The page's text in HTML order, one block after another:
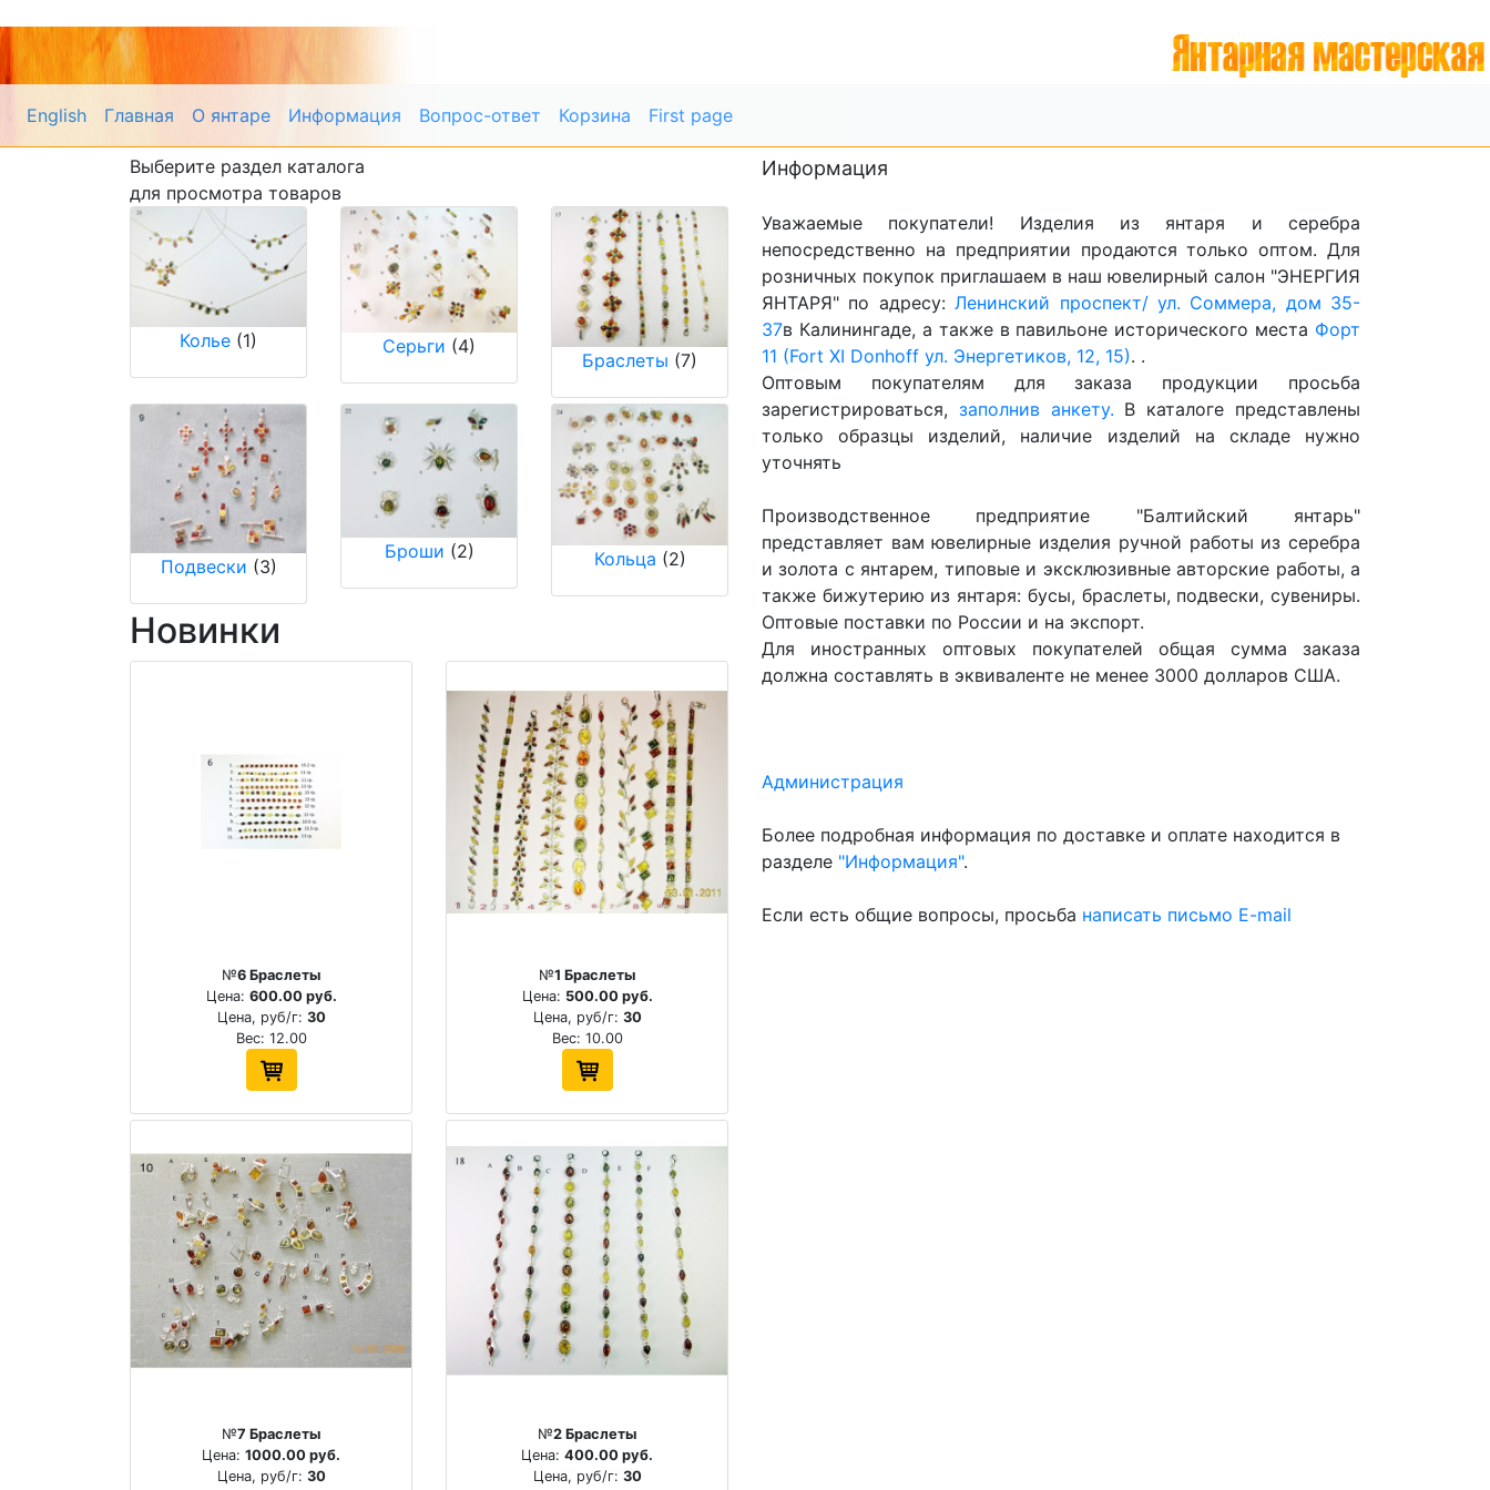
English Главная О янтаре Информация Вопрос-ответ Корзина First page
Выберите раздел каталога
для просмотра товаров
Колье (1) Cерьги (4)
Браслеты (7)
Подвески (3)
Броши (2) Кольца (2)
Новинки
№6 Браслеты
Цена: 600.00 руб.
Цена, руб/г: 30
Вес: 12.00
№1 Браслеты
Цена: 500.00 руб.
Цена, руб/г: 30
Вес: 10.00
№7 Браслеты
Цена: 1000.00 руб.
Цена, руб/г: 30
№2 Браслеты
Цена: 400.00 руб.
Цена, руб/г: 30
Информация
Уважаемые покупатели! Изделия из янтаря и серебра
непосредственно на предприятии продаются только оптом. Для
розничных покупок приглашаем в наш ювелирный салон "ЭНЕРГИЯ
ЯНТАРЯ" по адресу:Ленинский проспект/ ул. Соммера, дом 35-
37в Калинингаде, а также в павильоне исторического места Форт
11 (Fort XI Donhoff ул. Энергетиков, 12, 15). .
Оптовым покупателям для заказа продукции просьба
зарегистрироваться, заполнив анкету. В каталоге представлены
только образцы изделий, наличие изделий на складе нужно
уточнять
Производственное предприятие "Балтийский янтарь"
представляет вам ювелирные изделия ручной работы из серебра
и золота с янтарем, типовые и эксклюзивные авторские работы, а
также бижутерию из янтаря: бусы, браслеты, подвески, сувениры.
Оптовые поставки по России и на экспорт.
Для иностранных оптовых покупателей общая сумма заказа
должна составлять в эквиваленте не менее 3000 долларов США.
Администрация
Более подробная информация по доставке и оплате находится в
разделе "Информация".
Если есть общие вопросы, просьба написать письмо E-mail